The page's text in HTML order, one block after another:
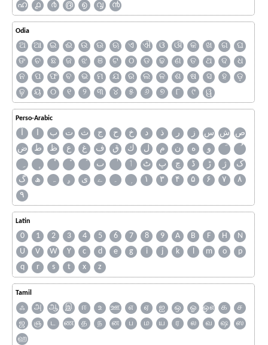
ഹ
൧ ൪ ൫ ൭ ൮ ൯
Odia
ଅ ଆ ଇ ଈ ଉ ଊ ଋ ଏ ଐ ଓ ଔ କ ଖ ଗ
ଘ
ଙ
ଚ ଛ ଜ ଝ ଞ ଟ ଠ ଡ ଢ ଣ ତ ଥ ଦ
ଧ
ନ
ପ ଫ ବ ଭ ମ ଯ ର ଲ ଳ ଶ ଷ ସ ହ
ଡ଼
ଢ଼
ୟ ୦ ୧ ୨ ୩ ୪ ୫ ୬ ୭ ୮ ୯ ୱ
Perso-Arabic
آ ا ب ت ث ج ح خ د ذ ر ز س ش ص
ض
ط ظ ع غ ف ق ك ل م ن ه
و
ٮ
ٲ ٹ پ چ ڈ ڑ ژ
ک
گ
ھ ہ ۄ ی ے ۔ ۱ ۳ ۴ ۵ ۶ ۷
۸
۹
Latin
0 1 2 3 4 5 6 7 8 9 A B F H
N
U
V W Y c d e g i j k l m o
p
q
r s t x z
Tamil
ஃ அ ஆ இ ஈ உ ஊ எ ஏ ஐ ஒ ஓ ஔ க
ச
ஜ
ஞ ட ண த ந ன ப ம ய ர ல வ ஷ
ஸ
ஹ